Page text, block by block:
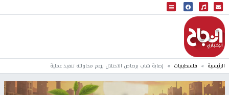
البث المباشر
إذاعة النجاح
الرئيسية فلسطينيات إصابة شاب برصاص الاحتلال بزعم محاولته تنفيذ عملية